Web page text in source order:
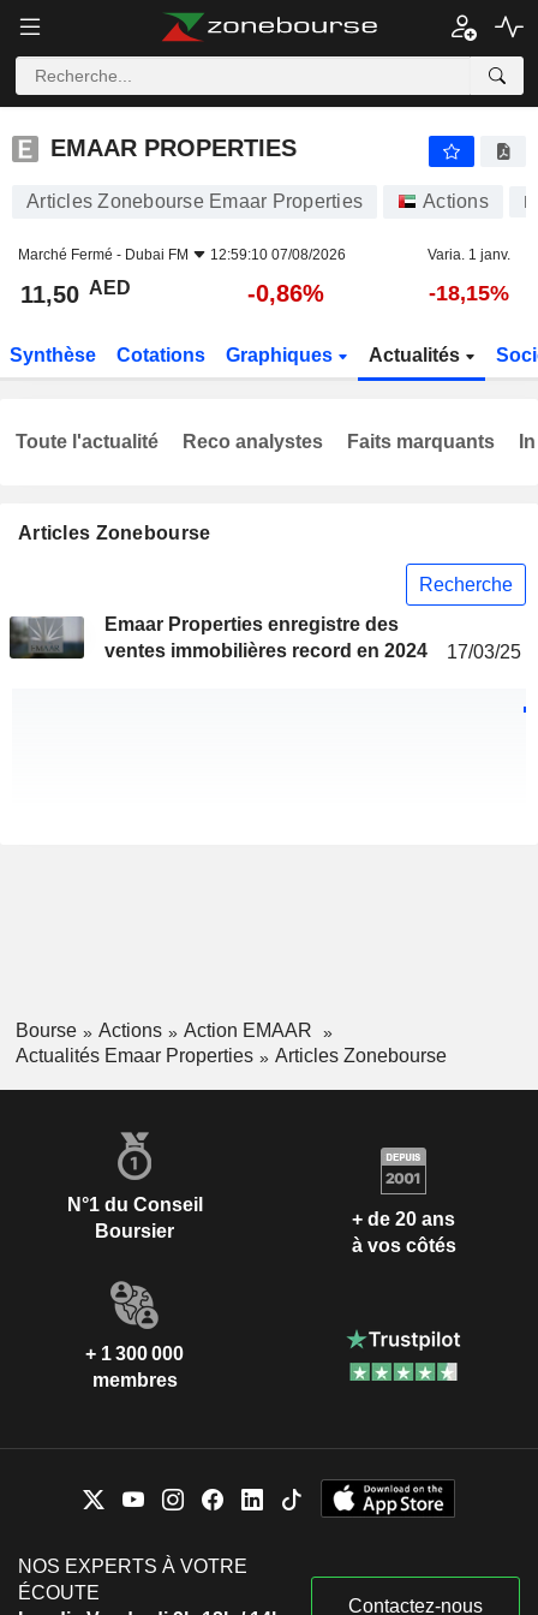
EMAAR PROPERTIES
EMAAR PROPERTIES
Articles Zonebourse Emaar Properties Actions
Marché Fermé - Dubai FM 12:59:10 07/08/2026 Varia. 1 janv.
11,50 AED -0,86% -18,15%
Synthèse Cotations Graphiques Actualités
Articles Zonebourse
Recherche
Emaar Properties enregistre des
ventes immobilières record en 2024
17/03/25
Toute l'actualité Reco analystes Faits marquants
Bourse Actions
Action EMAAR
Actualités Emaar Properties
Articles Zonebourse
N°1 du Conseil
Boursier
+ de 20 ans
à vos côtés
+ 1 300 000
membres
NOS EXPERTS À VOTRE
ÉCOUTE
Contactez-nous